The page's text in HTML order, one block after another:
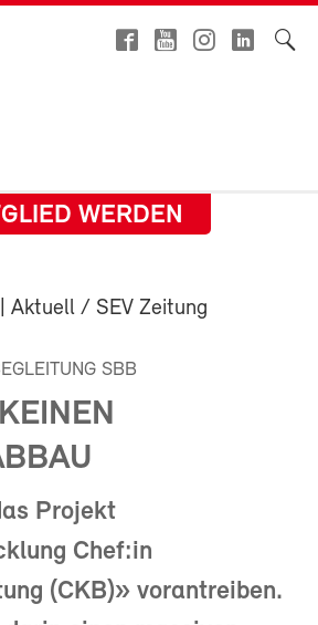
WERDEN
| Aktuell / SEV Zeitung
SBB
Projekt
Chef:in
(CKB)» vorantreiben.